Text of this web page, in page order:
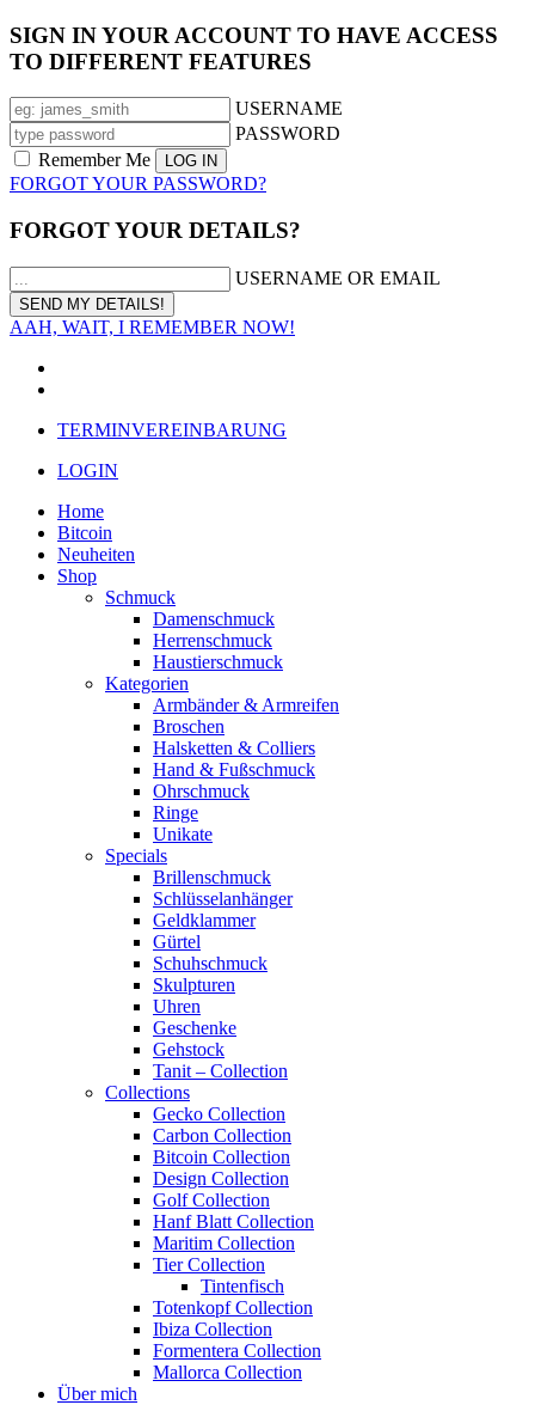
SIGN IN YOUR ACCOUNT TO HAVE ACCESS
TO DIFFERENT FEATURES
USERNAME
PASSWORD
Remember Me
FORGOT YOUR PASSWORD?
FORGOT YOUR DETAILS?
USERNAME OR EMAIL
AAH, WAIT, I REMEMBER NOW!
TERMINVEREINBARUNG
LOGIN
Home
Bitcoin
Neuheiten
Shop
Schmuck
Damenschmuck
Herrenschmuck
Haustierschmuck
Kategorien
Armbänder & Armreifen
Broschen
Halsketten & Colliers
Hand & Fußschmuck
Ohrschmuck
Ringe
Unikate
Specials
Brillenschmuck
Schlüsselanhänger
Geldklammer
Gürtel
Schuhschmuck
Skulpturen
Uhren
Geschenke
Gehstock
Tanit – Collection
Collections
Gecko Collection
Carbon Collection
Bitcoin Collection
Design Collection
Golf Collection
Hanf Blatt Collection
Maritim Collection
Tier Collection
Tintenfisch
Totenkopf Collection
Ibiza Collection
Formentera Collection
Mallorca Collection
Über mich